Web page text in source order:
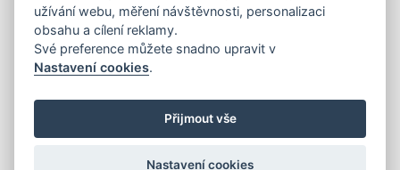
mapa stránek
Realizace a správa webu:Studio QUIN.cz
užívání webu, měření návštěvnosti, personalizaci
obsahu a cílení reklamy.
Své preference můžete snadno upravit v
Nastavení cookies.
Přijmout vše
Nastavení cookies